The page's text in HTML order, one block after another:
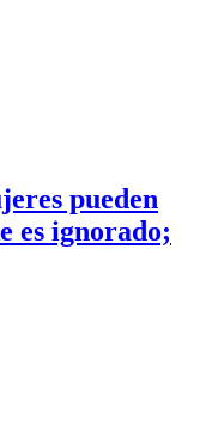
pueden
es ignorado;